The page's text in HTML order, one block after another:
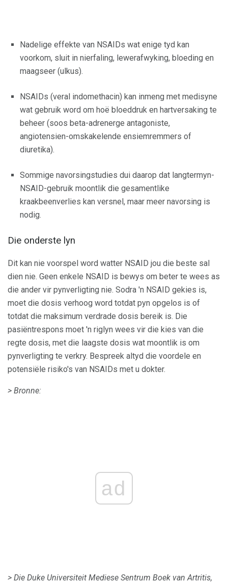
Nadelige effekte van NSAIDs wat enige tyd kan
voorkom, sluit in nierfaling, lewerafwyking, bloeding en
maagseer (ulkus).
NSAIDs (veral indomethacin) kan inmeng met medisyne
wat gebruik word om hoë bloeddruk en hartversaking te
beheer (soos beta-adrenerge antagoniste,
angiotensien-omskakelende ensiemremmers of
diuretika).
Sommige navorsingstudies dui daarop dat langtermyn-
NSAID-gebruik moontlik die gesamentlike
kraakbeenverlies kan versnel, maar meer navorsing is
nodig.
Die onderste lyn
Dit kan nie voorspel word watter NSAID jou die beste sal
dien nie. Geen enkele NSAID is bewys om beter te wees as
die ander vir pynverligting nie. Sodra 'n NSAID gekies is,
moet die dosis verhoog word totdat pyn opgelos is of
totdat die maksimum verdrade dosis bereik is. Die
pasiëntrespons moet 'n riglyn wees vir die kies van die
regte dosis, met die laagste dosis wat moontlik is om
pynverligting te verkry. Bespreek altyd die voordele en
potensiële risiko's van NSAIDs met u dokter.
> Bronne:
ad
> Die Duke Universiteit Mediese Sentrum Boek van Artritis,